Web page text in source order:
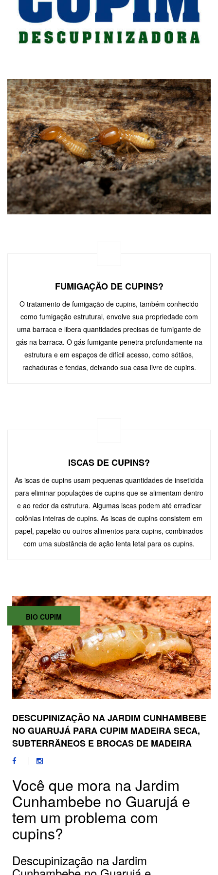
FUMIGAÇÃO DE CUPINS?
O tratamento de fumigação de cupins, também conhecido
como fumigação estrutural, envolve sua propriedade com
uma barraca e libera quantidades precisas de fumigante de
gás na barraca. O gás fumigante penetra profundamente na
estrutura e em espaços de difícil acesso, como sótãos,
rachaduras e fendas, deixando sua casa livre de cupins.
ISCAS DE CUPINS?
As iscas de cupins usam pequenas quantidades de inseticida
para eliminar populações de cupins que se alimentam dentro
e ao redor da estrutura. Algumas iscas podem até erradicar
colônias inteiras de cupins. As iscas de cupins consistem em
papel, papelão ou outros alimentos para cupins, combinados
com uma substância de ação lenta letal para os cupins.
BIO CUPIM
DESCUPINIZAÇÃO NA JARDIM CUNHAMBEBE
NO GUARUJÁ PARA CUPIM MADEIRA SECA,
SUBTERRÂNEOS E BROCAS DE MADEIRA
Você que mora na Jardim
Cunhambebe no Guarujá e
tem um problema com
cupins?
Descupinização na Jardim